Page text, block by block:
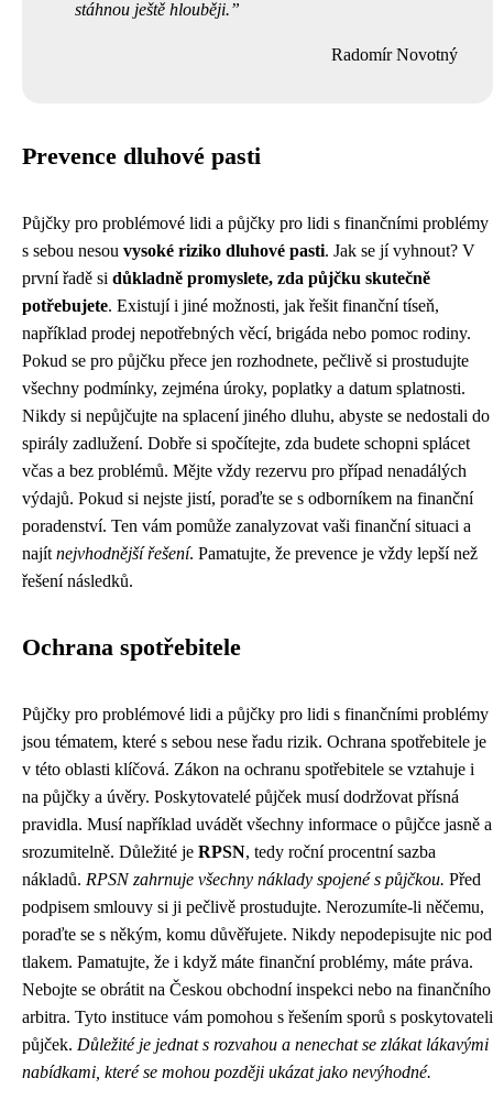
stáhnou ještě hlouběji.
Radomír Novotný
Prevence dluhové pasti
Půjčky pro problémové lidi a půjčky pro lidi s finančními problémy
s sebou nesou vysoké riziko dluhové pasti. Jak se jí vyhnout? V
první řadě si důkladně promyslete, zda půjčku skutečně
potřebujete. Existují i jiné možnosti, jak řešit finanční tíseň,
například prodej nepotřebných věcí, brigáda nebo pomoc rodiny.
Pokud se pro půjčku přece jen rozhodnete, pečlivě si prostudujte
všechny podmínky, zejména úroky, poplatky a datum splatnosti.
Nikdy si nepůjčujte na splacení jiného dluhu, abyste se nedostali do
spirály zadlužení. Dobře si spočítejte, zda budete schopni splácet
včas a bez problémů. Mějte vždy rezervu pro případ nenadálých
výdajů. Pokud si nejste jistí, poraďte se s odborníkem na finanční
poradenství. Ten vám pomůže zanalyzovat vaši finanční situaci a
najít nejvhodnější řešení. Pamatujte, že prevence je vždy lepší než
řešení následků.
Ochrana spotřebitele
Půjčky pro problémové lidi a půjčky pro lidi s finančními problémy
jsou tématem, které s sebou nese řadu rizik. Ochrana spotřebitele je
v této oblasti klíčová. Zákon na ochranu spotřebitele se vztahuje i
na půjčky a úvěry. Poskytovatelé půjček musí dodržovat přísná
pravidla. Musí například uvádět všechny informace o půjčce jasně a
srozumitelně. Důležité je RPSN, tedy roční procentní sazba
nákladů. RPSN zahrnuje všechny náklady spojené s půjčkou. Před
podpisem smlouvy si ji pečlivě prostudujte. Nerozumíte-li něčemu,
poraďte se s někým, komu důvěřujete. Nikdy nepodepisujte nic pod
tlakem. Pamatujte, že i když máte finanční problémy, máte práva.
Nebojte se obrátit na Českou obchodní inspekci nebo na finančního
arbitra. Tyto instituce vám pomohou s řešením sporů s poskytovateli
půjček. Důležité je jednat s rozvahou a nenechat se zlákat lákavými
nabídkami, které se mohou později ukázat jako nevýhodné.